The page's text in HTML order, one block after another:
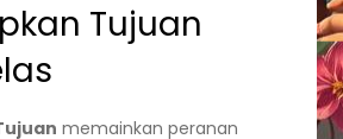
Tujuan
memainkan peranan